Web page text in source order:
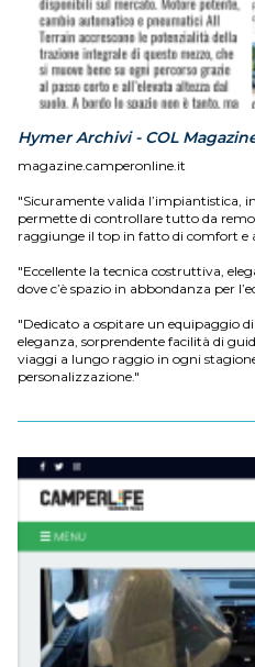
Hymer Archivi - COL
magazine.camperonline.it
"Sicuramente valida l’impiantistica,
permette di controllare tutto da
raggiunge il top in fatto di comfort e
"Eccellente la tecnica costruttiva,
dove c’è spazio in abbondanza per
"Dedicato a ospitare un equipaggio
eleganza, sorprendente facilità di
viaggi a lungo raggio in ogni
personalizzazione."